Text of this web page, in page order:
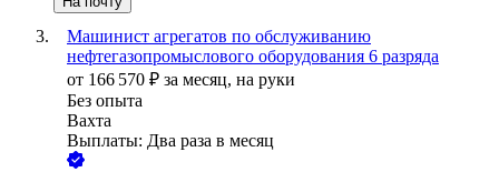
Машинист агрегатов по обслуживанию
нефтегазопромыслового оборудования 6 разряда
от 166 570 ₽ за месяц, на руки
Без опыта
Вахта
Выплаты: Два раза в месяц